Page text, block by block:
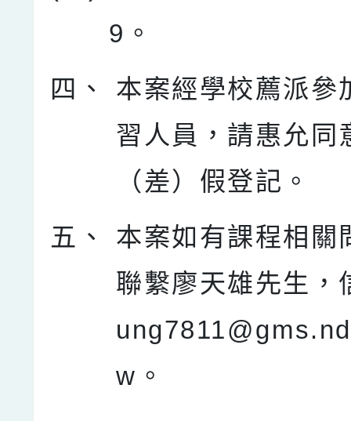
9。
四、
本案經學校薦派參
習人員，請惠允同
（差）假登記。
五、
本案如有課程相關
聯繫廖天雄先生，
w。